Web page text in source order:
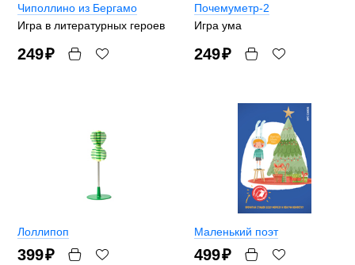
Чиполлино из Бергамо
Игра в литературных героев
249₽
Почемуметр-2
Игра ума
249₽
Лоллипоп
399₽
Маленький поэт
499₽